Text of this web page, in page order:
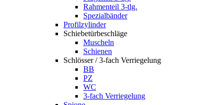
Rahmenteil 3-tlg.
Spezialbänder
Profilzylinder
Schiebetürbeschläge
Muscheln
Schienen
Schlösser / 3-fach Verriegelung
BB
PZ
WC
3-fach Verriegelung